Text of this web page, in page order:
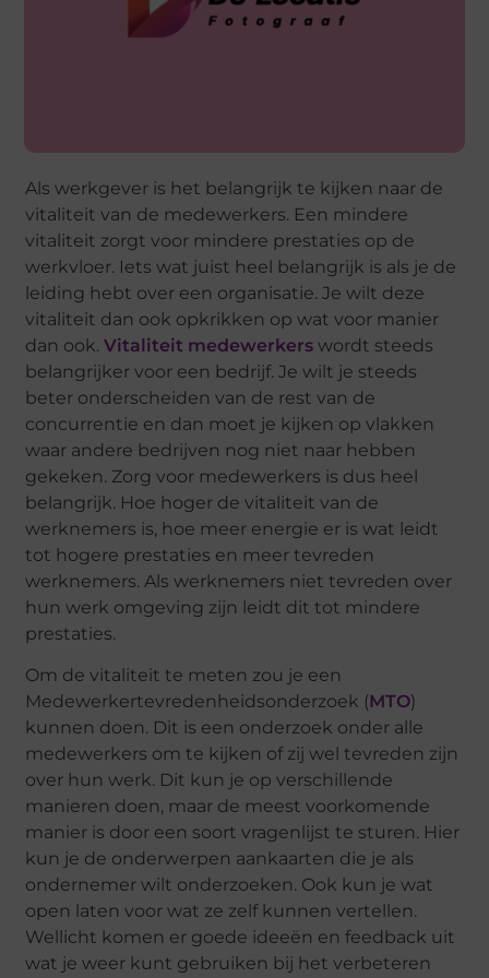
Als werkgever is het belangrijk te kijken naar de
vitaliteit van de medewerkers. Een mindere
vitaliteit zorgt voor mindere prestaties op de
werkvloer. Iets wat juist heel belangrijk is als je de
leiding hebt over een organisatie. Je wilt deze
vitaliteit dan ook opkrikken op wat voor manier
dan ook.Vitaliteit medewerkers wordt steeds
belangrijker voor een bedrijf. Je wilt je steeds
beter onderscheiden van de rest van de
concurrentie en dan moet je kijken op vlakken
waar andere bedrijven nog niet naar hebben
gekeken. Zorg voor medewerkers is dus heel
belangrijk. Hoe hoger de vitaliteit van de
werknemers is, hoe meer energie er is wat leidt
tot hogere prestaties en meer tevreden
werknemers. Als werknemers niet tevreden over
hun werk omgeving zijn leidt dit tot mindere
prestaties.
Om de vitaliteit te meten zou je een
Medewerkertevredenheidsonderzoek (MTO)
kunnen doen. Dit is een onderzoek onder alle
medewerkers om te kijken of zij wel tevreden zijn
over hun werk. Dit kun je op verschillende
manieren doen, maar de meest voorkomende
manier is door een soort vragenlijst te sturen. Hier
kun je de onderwerpen aankaarten die je als
ondernemer wilt onderzoeken. Ook kun je wat
open laten voor wat ze zelf kunnen vertellen.
Wellicht komen er goede ideeën en feedback uit
wat je weer kunt gebruiken bij het verbeteren